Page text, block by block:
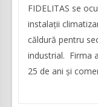
FIDELITAS se
instalații
căldură pentru
industrial. Firma
25 de ani și